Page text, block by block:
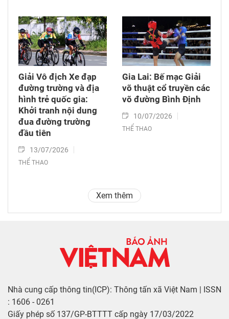
Giải Vô địch Xe đạp
đường trường và địa
hình trẻ quốc gia:
Khởi tranh nội dung
đua đường trường
đầu tiên
13/07/2026
THỂ THAO
Gia Lai: Bế mạc Giải
võ thuật cổ truyền các
võ đường Bình Định
10/07/2026
THỂ THAO
Xem thêm
Nhà cung cấp thông tin(ICP): Thông tấn xã Việt Nam | ISSN
: 1606 - 0261
Giấy phép số 137/GP-BTTTT cấp ngày 17/03/2022